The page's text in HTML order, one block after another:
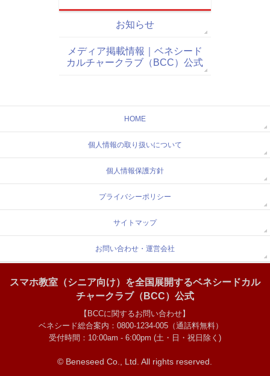
お知らせ
メディア掲載情報｜ベネシード
カルチャークラブ（BCC）公式
HOME
個人情報の取り扱いについて
個人情報保護方針
プライバシーポリシー
サイトマップ
お問い合わせ・運営会社
スマホ教室（シニア向け）を全国展開するベネシードカル
チャークラブ（BCC）公式
【BCCに関するお問い合わせ】
ベネシード総合案内：0800-1234-005（通話料無料）
受付時間：10:00am - 6:00pm (土・日・祝日除く)
© Beneseed Co., Ltd. All rights reserved.